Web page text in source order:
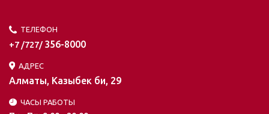
ТЕЛЕФОН
+7 /727/ 356-8000
АДРЕС
Алматы, Казыбек би, 29
ЧАСЫ РАБОТЫ